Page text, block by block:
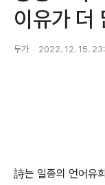
이유가 더
두가 2022. 12. 15.
詩는 일종의 언어유